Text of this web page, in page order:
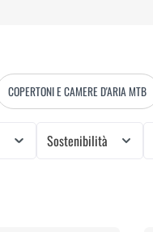
COPERTONI E CAMERE D'ARIA MTB
Sostenibilità